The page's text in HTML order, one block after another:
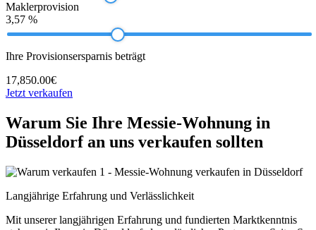
Maklerprovision
3,57 %
Ihre Provisionsersparnis beträgt
17,850.00€
Jetzt verkaufen
Warum Sie Ihre Messie-Wohnung in
Düsseldorf an uns verkaufen sollten
Langjährige Erfahrung und Verlässlichkeit
Mit unserer langjährigen Erfahrung und fundierten Marktkenntnis